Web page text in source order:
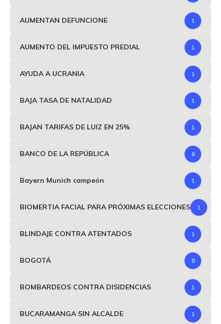
AUMENTAN DEFUNCIONE 1
AUMENTO DEL IMPUESTO PREDIAL 1
AYUDA A UCRANIA 1
BAJA TASA DE NATALIDAD 1
BAJAN TARIFAS DE LUIZ EN 25% 1
BANCO DE LA REPÚBLICA 6
Bayern Munich campeón 1
BIOMERTIA FACIAL PARA PRÓXIMAS ELECCIONES 1
BLINDAJE CONTRA ATENTADOS 1
BOGOTÁ 8
BOMBARDEOS CONTRA DISIDENCIAS 1
BUCARAMANGA SIN ALCALDE 1